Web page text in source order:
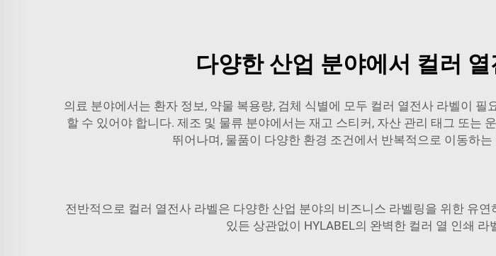
다양한 산업 분야에서 컬러
의료 분야에서는 환자 정보, 약물 복용량, 검체 식별에 모두 컬러 열전사 라벨이
할 수 있어야 합니다. 제조 및 물류 분야에서는 재고 스티커, 자산 관리 태그 또는
뛰어나며, 물품이 다양한 환경 조건에서 반복적으로 이동하
전반적으로 컬러 열전사 라벨은 다양한 산업 분야의 비즈니스 라벨링을 위한 유
있든 상관없이 HYLABEL의 완벽한 컬러 열 인쇄 라